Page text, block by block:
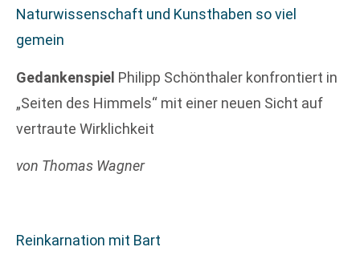
Naturwissenschaft und Kunsthaben so viel
gemein
Gedankenspiel Philipp Schönthaler konfrontiert in
„Seiten des Himmels“ mit einer neuen Sicht auf
vertraute Wirklichkeit
von Thomas Wagner
Reinkarnation mit Bart